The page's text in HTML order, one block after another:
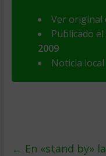
Ver original
Publicado el
2009
Noticia local
← En «stand by»